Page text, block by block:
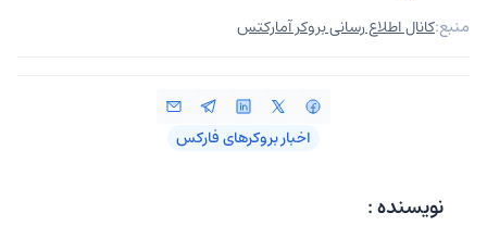
منبع:کانال اطلاع رسانی بروکر آمارکتس
اخبار بروکرهای فارکس
نویسنده :